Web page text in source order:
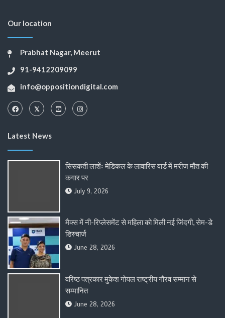
Our location
Prabhat Nagar, Meerut
91-9412209099
info@oppositiondigital.com
Latest News
सिसकती लाशेंः मेडिकल के लावारिस वार्ड में मरीज मौत की
कगार पर
July 9, 2026
मैक्स में नी-रिप्लेसमेंट से महिला को मिली नई जिंदगी, सेम-डे
डिस्चार्ज
June 28, 2026
वरिष्ठ पत्रकार मुकेश गोयल राष्ट्रीय गौरव सम्मान से
सम्मानित
June 28, 2026